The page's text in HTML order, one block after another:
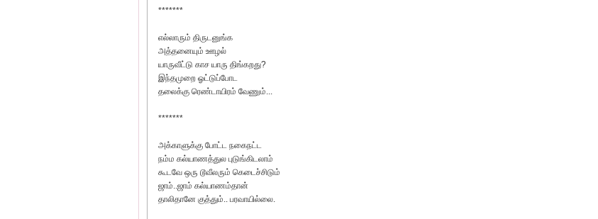
*******
எல்லாரும் திருடனுங்க
அத்தனையும் ஊழல்
யாருவீட்டு காச யாரு திங்கறது?
இந்தமுறை ஓட்டுப்போட
தலைக்கு ரெண்டாயிரம் வேணும்...
*******
அக்காளுக்கு போட்ட நகைநட்ட
நம்ம கல்யாணத்துல புடுங்கிடலாம்
கூடவே ஒரு டூவீலரும் கெடைச்சிடும்
ஜாம்..ஜாம் கல்யாணம்தான்
தாலிதானே குத்தும்.. பரவாயில்லை.